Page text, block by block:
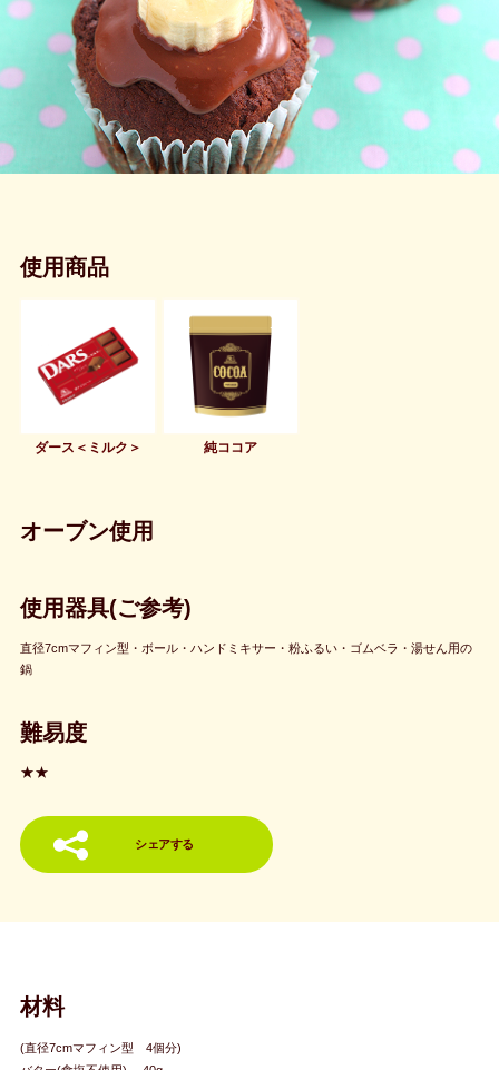
使用商品
ダース＜ミルク＞ 純ココア
オーブン使用
使用器具(ご参考)
直径7cmマフィン型・ボール・ハンドミキサー・粉ふるい・ゴムベラ・湯せん用の
鍋
難易度
★★
シェアする
材料
(直径7cmマフィン型 4個分)